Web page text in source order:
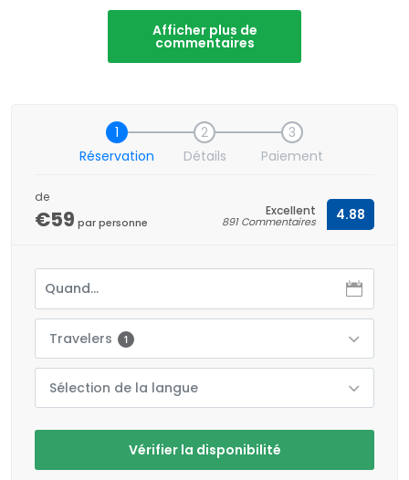
Afficher plus de
commentaires
1
Réservation
2
Détails
3
Paiement
de
€59 par personne
Excellent
891 Commentaires 4.88
Travelers 1
Sélection de la langue
Vérifier la disponibilité